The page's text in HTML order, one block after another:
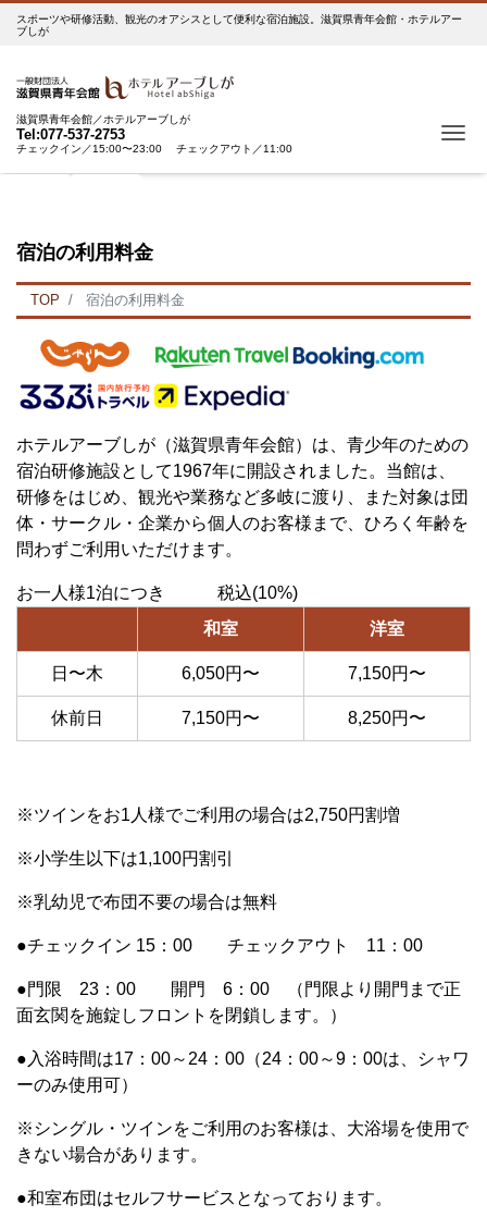
スポーツや研修活動、観光のオアシスとして便利な宿泊施設。滋賀県青年会館・ホテルアー
ブしが
滋賀県青年会館／ホテルアーブしが
Tel:077-537-2753
チェックイン／15:00〜23:00 チェックアウト／11:00
宿泊の利用料金
TOP 宿泊の利用料金
ホテルアーブしが（滋賀県青年会館）は、青少年のための
宿泊研修施設として1967年に開設されました。当館は、
研修をはじめ、観光や業務など多岐に渡り、また対象は団
体・サークル・企業から個人のお客様まで、ひろく年齢を
問わずご利用いただけます。
お一人様1泊につき 税込(10%)
和室
洋室
日〜木 6,050円〜 7,150円〜
休前日 7,150円〜 8,250円〜
※ツインをお1 人様でご利用の場合は2,750円割増
※小学生以下は1,100円割引
※乳幼児で布団不要の場合は無料
●チェックイン 15 ： 00 チェックアウト 11 ： 00
●門限 23 ： 00 開門 6 ： 00 （ 門限より開門まで正
面玄関を施錠しフロントを閉鎖します。）
● 入浴時間は17 ： 00～ 24 ： 00（24 ： 00～9 ： 00は、シャワ
ーのみ使用可）
※シングル・ツインをご利用のお客様は、大浴場を使用で
きない場合があります。
●和室布団はセルフサービスとなっております。